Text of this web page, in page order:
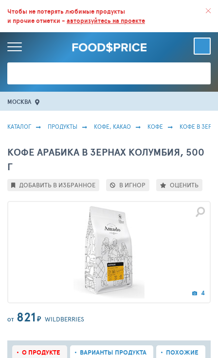
ВСЕ СКИДКИ И ВЫГОДНЫЕ ЦЕНЫ НА ПРОДУКТЫ В МАГАЗИНАХ.
БОЛЬШЕ 100 000 ТОВАРОВ. ЕЖЕДНЕВНОЕ ОБНОВЛЕНИЕ ЦЕН.
Чтобы не потерять любимые продукты
и прочие отметки - авторизуйтесь на проекте
МОСКВА
КАТАЛОГ ПРОДУКТЫ КОФЕ, КАКАО КОФЕ КОФЕ В
КОФЕ АРАБИКА В ЗЕРНАХ КОЛУМБИЯ, 500
Г
4
ОТ 821 ₽ WILDBERRIES
ДОБАВИТЬ В ИЗБРАННОЕ В ИГНОР ОЦЕНИТЬ
О ПРОДУКТЕ ВАРИАНТЫ ПРОДУКТА ПОХОЖИЕ